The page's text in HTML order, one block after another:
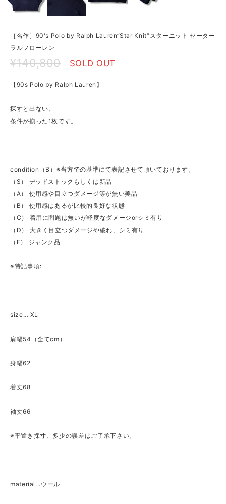
［名作］90's Polo by Ralph Lauren“Star Knit“スターニット セーター
ラルフローレン
¥140,800 SOLD OUT
【90s Polo by Ralph Lauren】
探すと出ない、
条件が揃った1枚です。
condition（B）※当方での基準にて表記させて頂いております。
（S） デッドストックもしくは新品
（A） 使用感や目立つダメージ等が無い美品
（B） 使用感はあるが比較的良好な状態
（C） 着用に問題は無いが軽度なダメージorシミ有り
（D） 大きく目立つダメージや破れ、シミ有り
（E） ジャンク品
※特記事項:
size… XL
肩幅54（全てcm）
身幅62
着丈68
袖丈66
※平置き採寸、多少の誤差はご了承下さい。
material...ウール